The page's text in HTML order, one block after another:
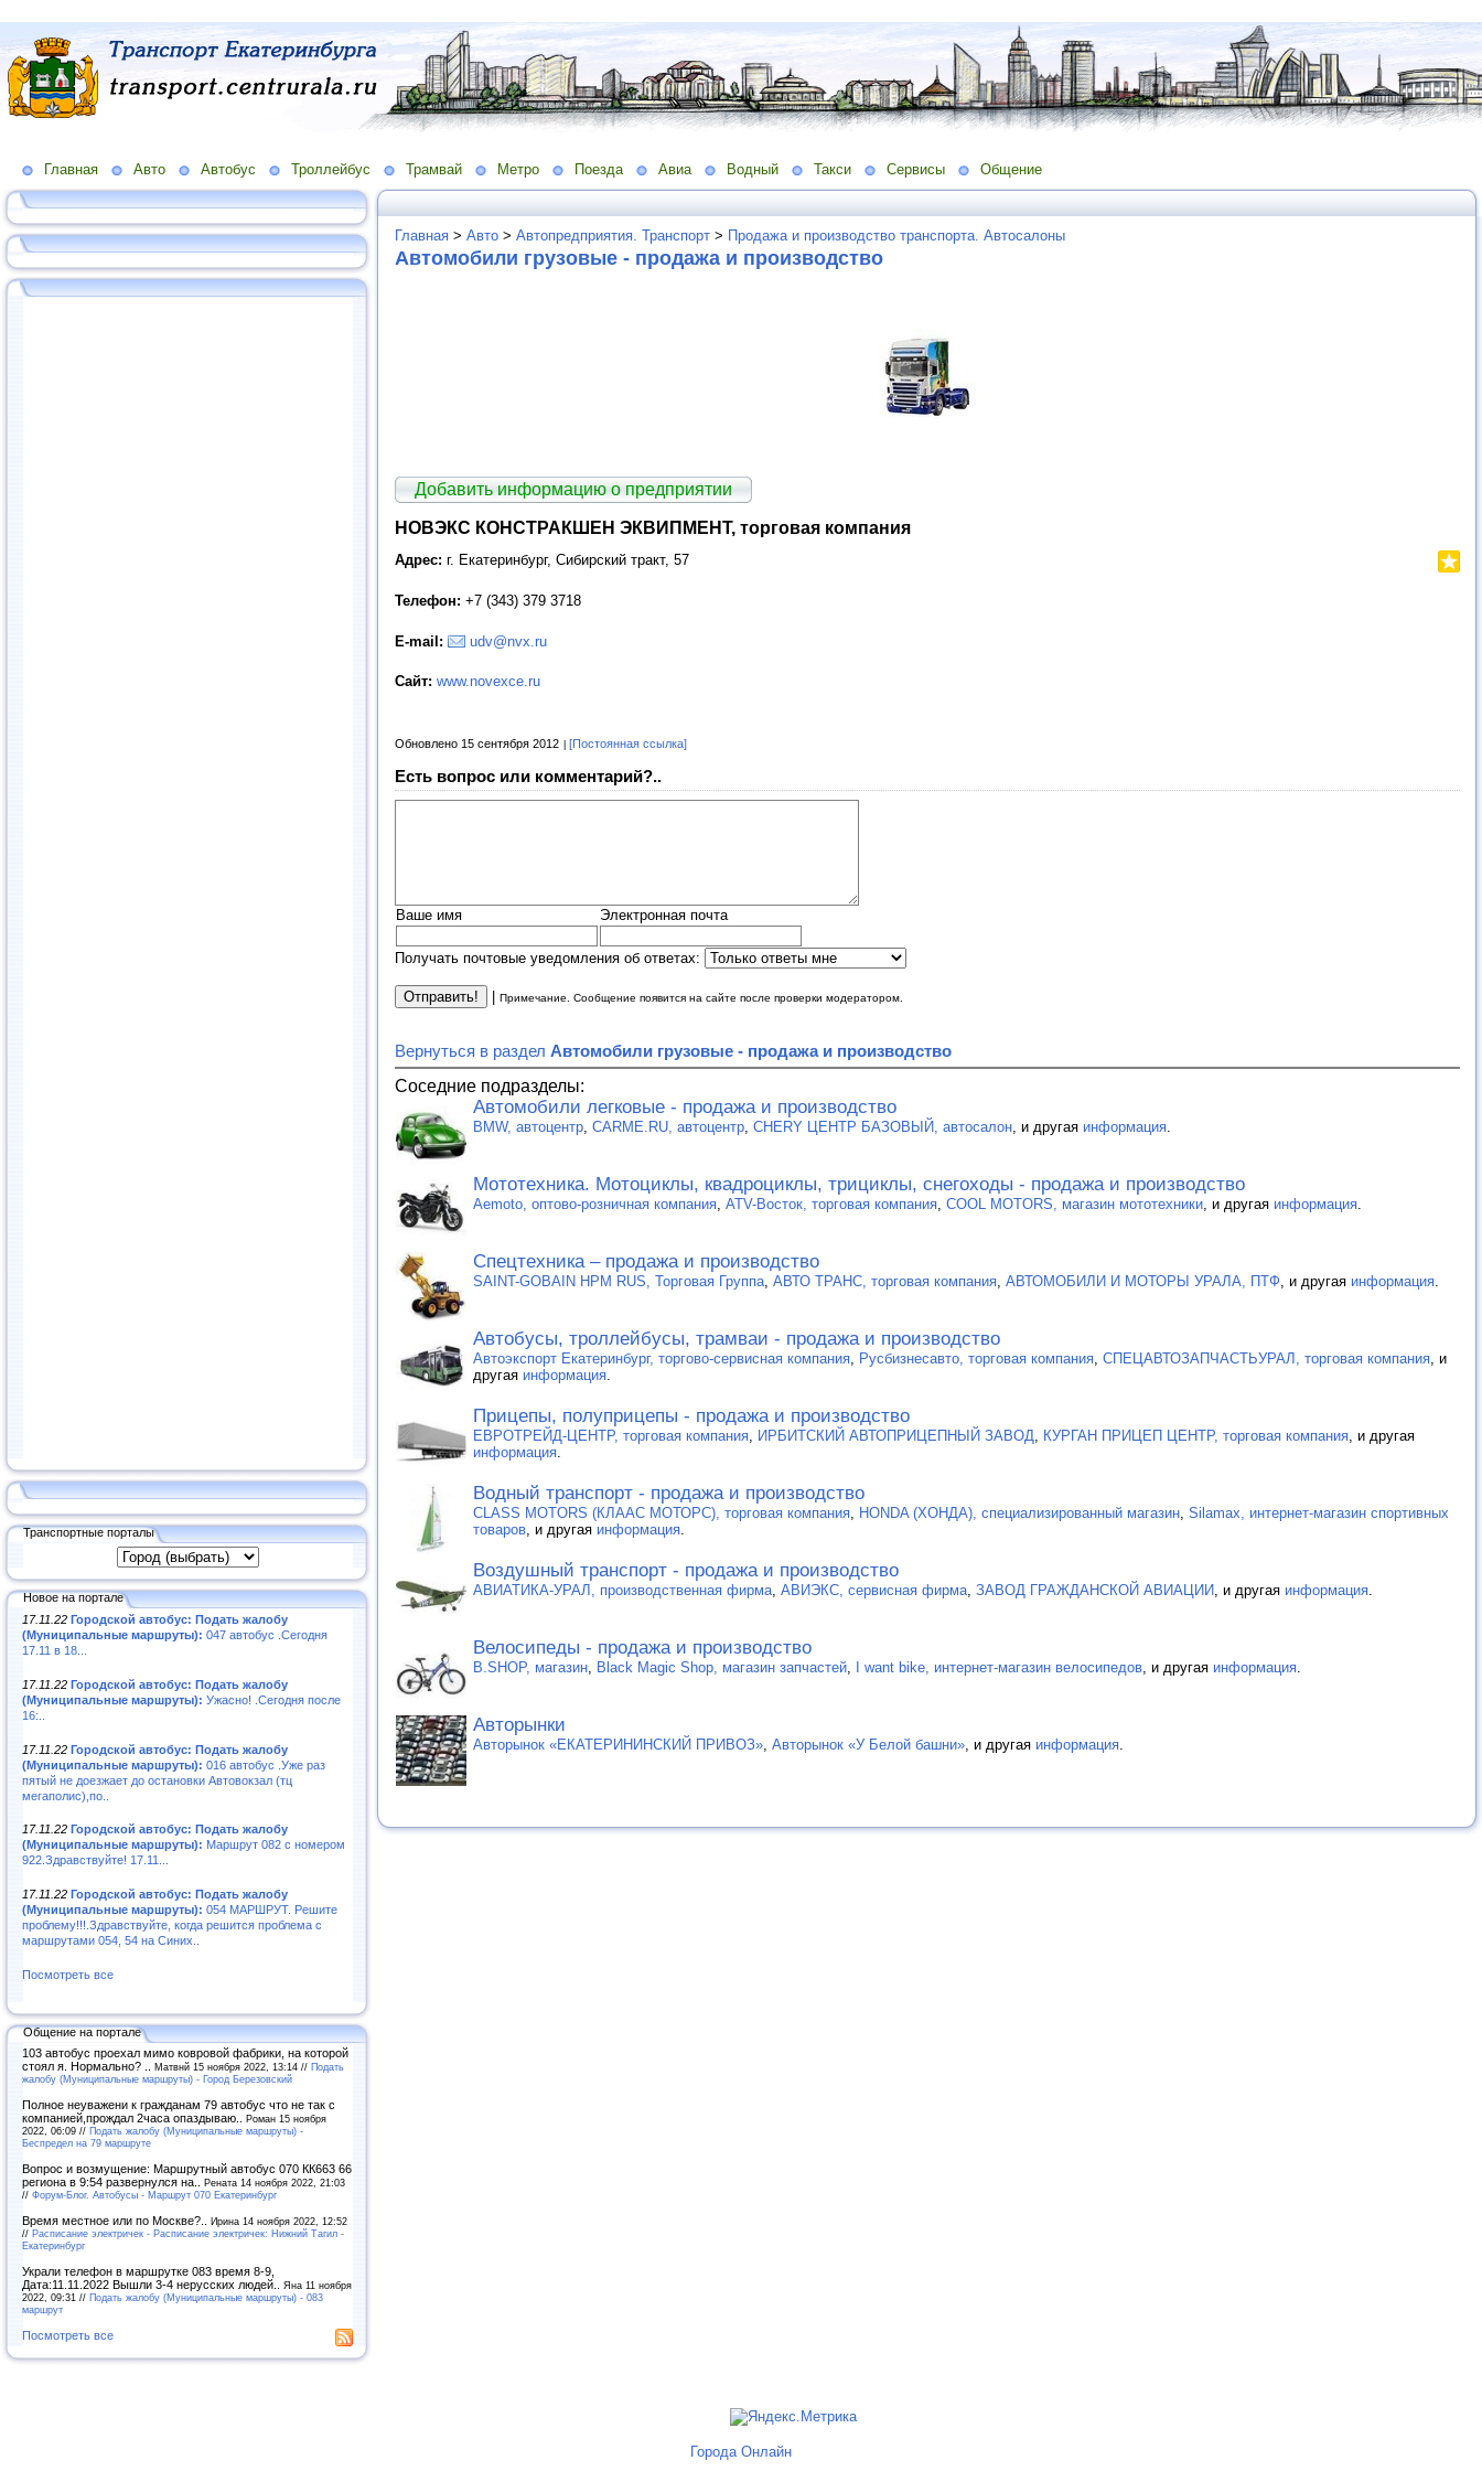
Главная Авто Автобус Троллейбус Трамвай Метро Поезда Авиа Водный Такси Сервисы Общение
Транспортные порталы
Новое на портале
17.11.22 Городской автобус: Подать жалобу
(Муниципальные маршруты): 047 автобус .Сегодня
17.11 в 18...
17.11.22 Городской автобус: Подать жалобу
(Муниципальные маршруты): Ужасно! .Сегодня после
16:..
17.11.22 Городской автобус: Подать жалобу
(Муниципальные маршруты): 016 автобус .Уже раз
пятый не доезжает до остановки Автовокзал (тц
мегаполис),по..
17.11.22 Городской автобус: Подать жалобу
(Муниципальные маршруты): Маршрут 082 с номером
922.Здравствуйте! 17.11...
17.11.22 Городской автобус: Подать жалобу
(Муниципальные маршруты): 054 МАРШРУТ. Решите
проблему!!!.Здравствуйте, когда решится проблема с
маршрутами 054, 54 на Синих..
Посмотреть все
Общение на портале
103 автобус проехал мимо ковровой фабрики, на которой
стоял я. Нормально? .. Матвнй 15 ноября 2022, 13:14 // Подать
жалобу (Муниципальные маршруты) - Город Березовский
Полное неуважени к гражданам 79 автобус что не так с
компанией,прождал 2часа опаздываю.. Роман 15 ноября
2022, 06:09 // Подать жалобу (Муниципальные маршруты) -
Беспредел на 79 маршруте
Вопрос и возмущение: Маршрутный автобус 070 КК663 66
региона в 9:54 развернулся на.. Рената 14 ноября 2022, 21:03
// Форум-Блог. Автобусы - Маршрут 070 Екатеринбург
Время местное или по Москве?.. Ирина 14 ноября 2022, 12:52
// Расписание электричек - Расписание электричек: Нижний Тагил -
Екатеринбург
Украли телефон в маршрутке 083 время 8-9,
Дата:11.11.2022 Вышли 3-4 нерусских людей.. Яна 11 ноября
2022, 09:31 // Подать жалобу (Муниципальные маршруты) - 083
маршрут
Посмотреть все
Главная > Авто > Автопредприятия. Транспорт > Продажа и производство транспорта. Автосалоны
Автомобили грузовые - продажа и производство
Добавить информацию о предприятии
НОВЭКС КОНСТРАКШЕН ЭКВИПМЕНТ, торговая компания
Адрес: г. Екатеринбург, Сибирский тракт, 57
Телефон: +7 (343) 379 3718
E-mail: udv@nvx.ru
Сайт: www.novexce.ru
Обновлено 15 сентября 2012 [Постоянная ссылка]
Есть вопрос или комментарий?..
Ваше имя Электронная почта
Получать почтовые уведомления об ответах:
| Примечание. Сообщение появится на сайте после проверки модератором.
Вернуться в раздел Автомобили грузовые - продажа и производство
Соседние подразделы:
Автомобили легковые - продажа и производство
BMW, автоцентр CARME.RU, автоцентр CHERY ЦЕНТР БАЗОВЫЙ, автосалон , и другая информация
Мототехника. Мотоциклы, квадроциклы, трициклы, снегоходы - продажа и производство
Aemoto, оптово-розничная компания ATV-Восток, торговая компания COOL MOTORS, магазин мототехники , и другая информация
Спецтехника – продажа и производство
SAINT-GOBAIN HPM RUS, Торговая Группа АВТО ТРАНС, торговая компания АВТОМОБИЛИ И МОТОРЫ УРАЛА, ПТФ , и другая информация
Автобусы, троллейбусы, трамваи - продажа и производство
Автоэкспорт Екатеринбург, торгово-сервисная компания Русбизнесавто, торговая компания СПЕЦАВТОЗАПЧАСТЬУРАЛ, торговая компания , и
другая информация
Прицепы, полуприцепы - продажа и производство
ЕВРОТРЕЙД-ЦЕНТР, торговая компания ИРБИТСКИЙ АВТОПРИЦЕПНЫЙ ЗАВОД КУРГАН ПРИЦЕП ЦЕНТР, торговая компания , и другая
информация
Водный транспорт - продажа и производство
CLASS MOTORS (КЛААС МОТОРС), торговая компания HONDA (ХОНДА), специализированный магазин Silamax, интернет-магазин спортивных
товаров , и другая информация
Воздушный транспорт - продажа и производство
АВИАТИКА-УРАЛ, производственная фирма АВИЭКС, сервисная фирма ЗАВОД ГРАЖДАНСКОЙ АВИАЦИИ , и другая информация
Велосипеды - продажа и производство
B.SHOP, магазин Black Magic Shop, магазин запчастей I want bike, интернет-магазин велосипедов , и другая информация
Авторынки
Авторынок «ЕКАТЕРИНИНСКИЙ ПРИВОЗ» Авторынок «У Белой башни» , и другая информация
Города Онлайн